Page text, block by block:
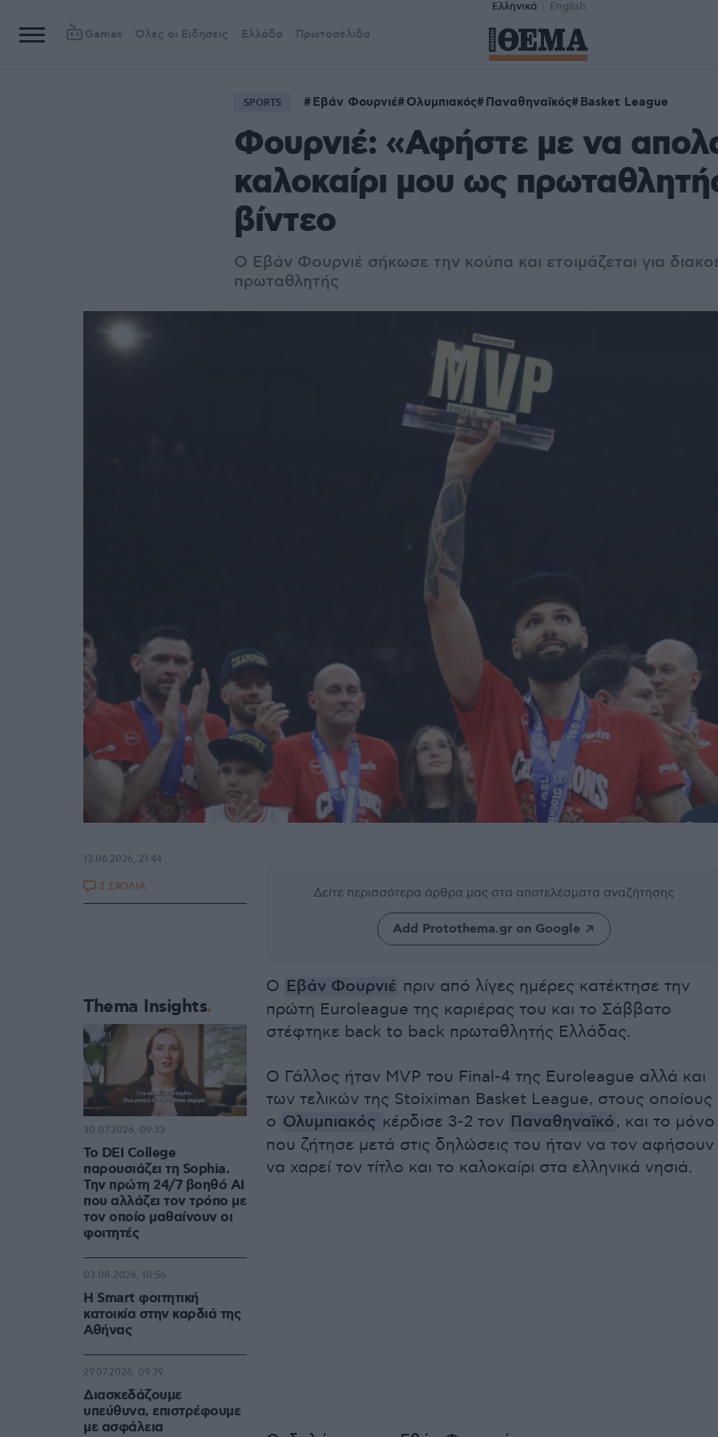
Ελληνικά English
Games Όλες οι Ειδήσεις Ελλάδα Πρωτοσέλιδα
SPORTS Εβάν Φουρνιέ Ολυμπιακός Παναθηναϊκός Basket League
Φουρνιέ: «Αφήστε με να
καλοκαίρι μου ως
βίντεο
Ο Εβάν Φουρνιέ σήκωσε την κούπα και ετοιμάζεται για
πρωταθλητής
Δείτε περισσότερα άρθρα μας στα αποτελέσματα αναζήτησης
Add Protothema.gr on Google
Ο Εβάν Φουρνιέ πριν από λίγες ημέρες κατέκτησε την
πρώτη Euroleague της καριέρας του και το Σάββατο
στέφτηκε back to back πρωταθλητής Ελλάδας.
Ο Γάλλος ήταν MVP του Final-4 της Euroleague αλλά και
των τελικών της Stoiximan Basket League, στους οποίους
ο Ολυμπιακός κέρδισε 3-2 τον Παναθηναϊκό, και το μόνο
που ζήτησε μετά στις δηλώσεις του ήταν να τον αφήσουν
να χαρεί τον τίτλο και το καλοκαίρι στα ελληνικά νησιά.
13.06.2026, 21:44
2 ΣΧΟΛΙΑ
Thema Insights
Το DEI College
παρουσιάζει τη Sophia.
Την πρώτη 24/7 βοηθό AI
που αλλάζει τον τρόπο με
τον οποίο μαθαίνουν οι
φοιτητές
30.07.2026, 09:33
Η Smart φοιτητική
κατοικία στην καρδιά της
Αθήνας
03.08.2026, 10:56
Διασκεδάζουμε
υπεύθυνα, επιστρέφουμε
με ασφάλεια
29.07.2026, 09:39